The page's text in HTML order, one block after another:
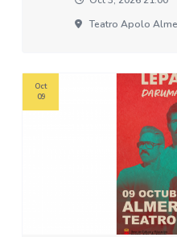
Teatro Apolo
Oct
09